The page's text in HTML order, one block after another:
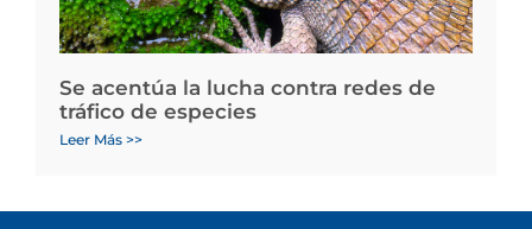
Se acentúa la lucha contra redes de
tráfico de especies
Leer Más >>